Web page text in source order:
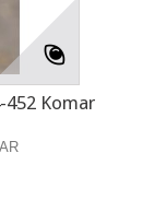
Komar